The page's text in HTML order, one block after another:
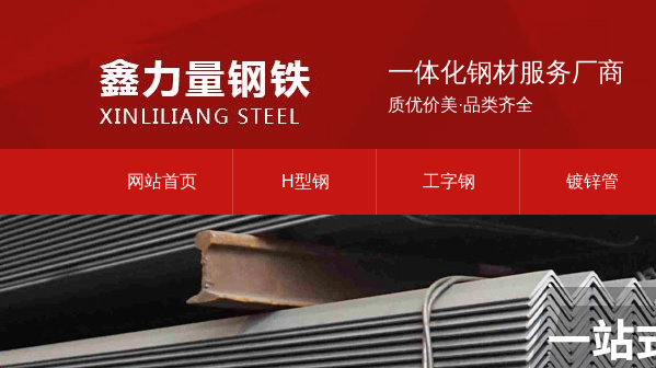
一体化钢材服务厂商
质优价美·品类齐全
网站首页 H型钢 工字钢 镀锌管